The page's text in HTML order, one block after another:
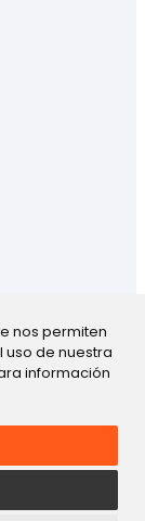
nos permiten
de nuestra
información